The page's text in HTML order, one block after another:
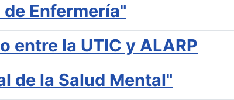
Enfermería"
entre la UTIC y ALARP
de la Salud Mental"